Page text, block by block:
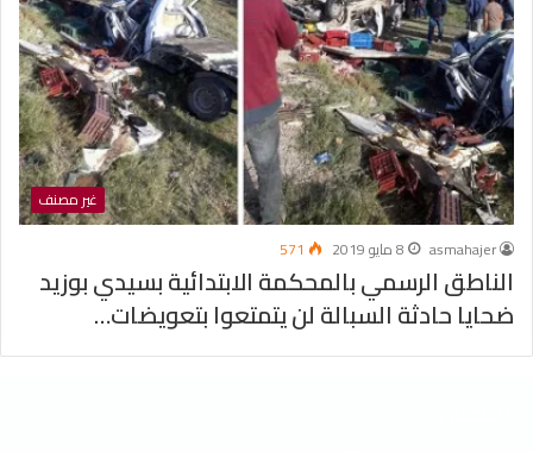
غير مصنف
asmahajer
8 مايو 2019 571
الناطق الرسمي بالمحكمة الابتدائية بسيدي بوزيد
ضحايا حادثة السبالة لن يتمتعوا بتعويضات…